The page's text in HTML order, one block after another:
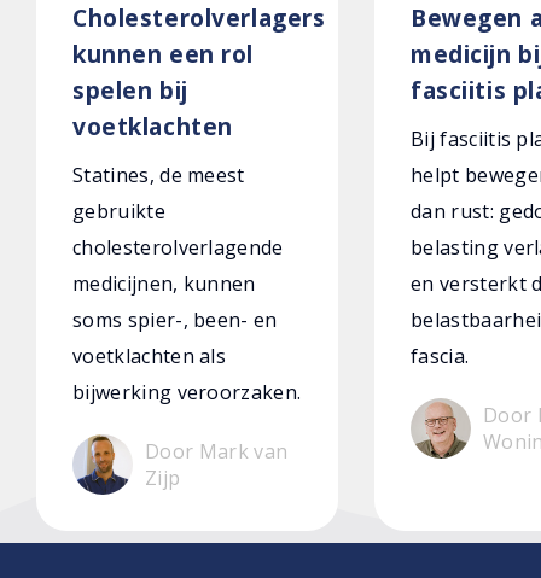
Cholesterolverlagers
kunnen een rol
spelen bij
voetklachten
Statines, de meest
gebruikte
cholesterolverlagende
medicijnen, kunnen
soms spier-, been- en
voetklachten als
bijwerking veroorzaken.
Door Mark van
Zijp
Bewegen
medicijn
fasciitis
Bij fasciitis
helpt
dan rust:
belasting
en versterkt
fascia.
Door